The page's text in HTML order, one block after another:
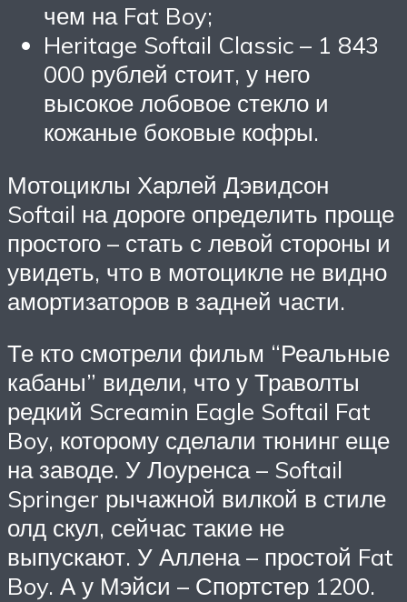
чем на Fat Boy;
Heritage Softail Classic – 1 843
000 рублей стоит, у него
высокое лобовое стекло и
кожаные боковые кофры.
Мотоциклы Харлей Дэвидсон
Softail на дороге определить проще
простого – стать с левой стороны и
увидеть, что в мотоцикле не видно
амортизаторов в задней части.
Те кто смотрели фильм “Реальные
кабаны” видели, что у Траволты
редкий Screamin Eagle Softail Fat
Boy, которому сделали тюнинг еще
на заводе. У Лоуренса – Softail
Springer рычажной вилкой в стиле
олд скул, сейчас такие не
выпускают. У Аллена – простой Fat
Boy. А у Мэйси – Спортстер 1200.